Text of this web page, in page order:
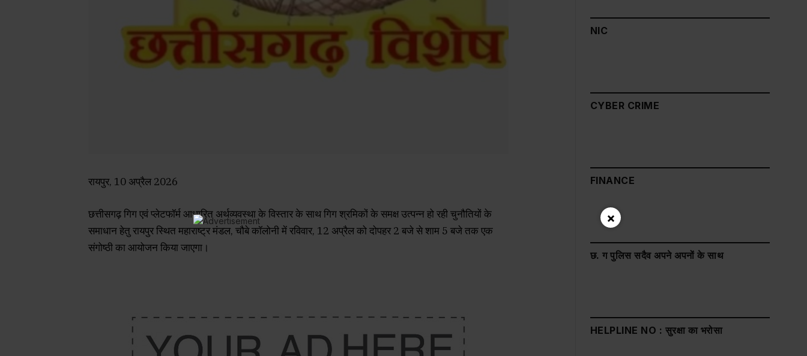
रायपुर, 10 अप्रैल 2026
छत्तीसगढ़ गिग एवं प्लेटफॉर्म आधारित अर्थव्यवस्था के विस्तार के साथ गिग श्रमिकों के समक्ष उत्पन्न हो रही चुनौतियों के
समाधान हेतु रायपुर स्थित महाराष्ट्र मंडल, चौबे कॉलोनी में रविवार, 12 अप्रैल को दोपहर 2 बजे से शाम 5 बजे तक एक
संगोष्ठी का आयोजन किया जाएगा।
NIC
CYBER CRIME
FINANCE
छ. ग पुलिस सदैव अपने अपनों के साथ
HELPLINE NO : सुरक्षा का भरोसा
×